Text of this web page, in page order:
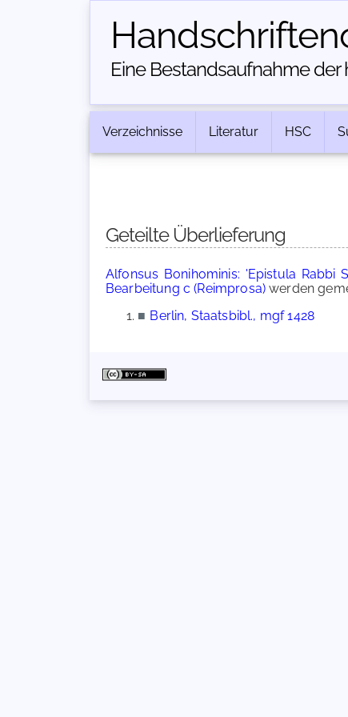
Eine Bestandsaufnahme
Verzeichnisse Literatur HSC
Geteilte Überlieferung
Alfonsus Bonihominis: 'Epistula Rabbi
Bearbeitung c (Reimprosa) werden
■ Berlin, Staatsbibl., mgf 1428